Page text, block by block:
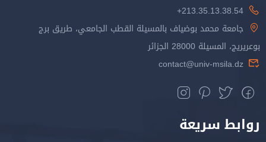
213.35.13.38.54+
جامعة محمد بوضياف بالمسيلة القطب الجامعي، طريق برج
بوعريريج، المسيلة 28000 الجزائر
contact@univ-msila.dz
روابط سريعة